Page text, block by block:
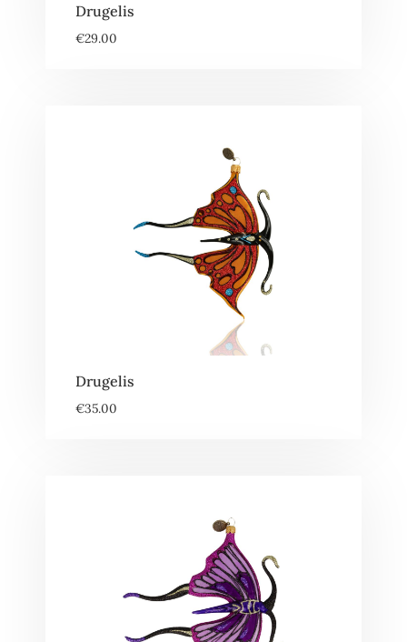
Drugelis
€29.00
Drugelis
€35.00